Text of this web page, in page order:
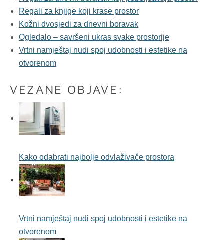
Regali za knjige koji krase prostor
Kožni dvosjedi za dnevni boravak
Ogledalo – savršeni ukras svake prostorije
Vrtni namještaj nudi spoj udobnosti i estetike na
otvorenom
VEZANE OBJAVE:
Kako odabrati najbolje odvlaživače prostora
Vrtni namještaj nudi spoj udobnosti i estetike na
otvorenom